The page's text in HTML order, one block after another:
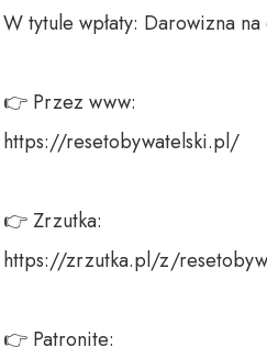
W tytule wpłaty: Darowizna
👉 Przez www:
https://resetobywatelski.pl/
👉 Zrzutka:
https://zrzutka.pl/z/
👉 Patronite: